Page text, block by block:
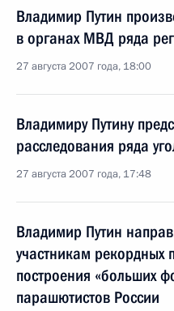
Владимир Путин
в органах МВД ряда
27 августа 2007 года, 18:00
Владимиру Путину
расследования ряда
27 августа 2007 года, 17:48
Владимир Путин
участникам рекордных
построения «больших
парашютистов России